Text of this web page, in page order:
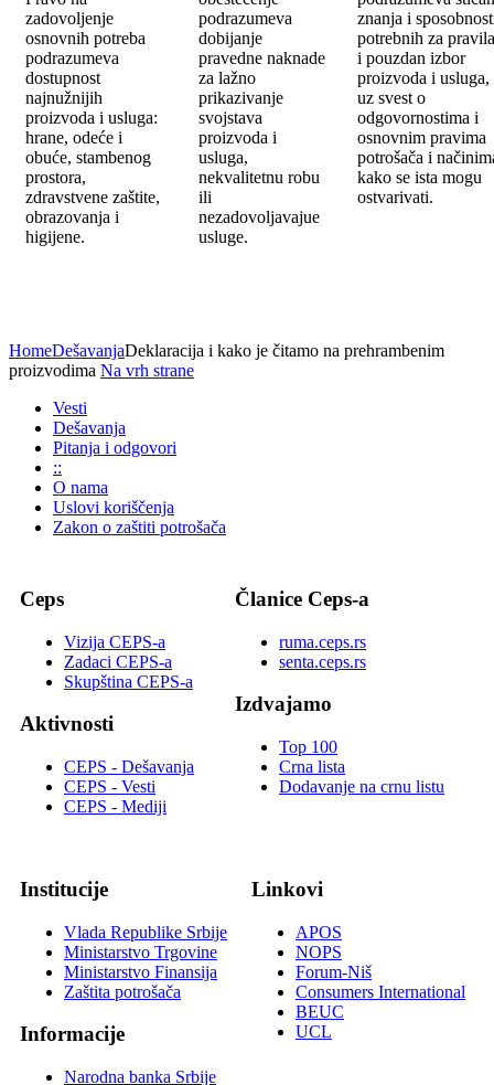
zadovoljenje
osnovnih potreba
podrazumeva
dostupnost
najnužnijih
proizvoda i usluga:
hrane, odeće i
obuće, stambenog
prostora,
zdravstvene zaštite,
obrazovanja i
higijene.
podrazumeva
dobijanje
pravedne naknade
za lažno
prikazivanje
svojstava
proizvoda i
usluga,
nekvalitetnu robu
ili
nezadovoljavajue
usluge.
znanja i
potrebnih za
i pouzdan izbor
proizvoda i usluga,
uz svest o
odgovornostima i
osnovnim pravima
potrošača i
kako se ista mogu
ostvarivati.
HomeDešavanjaDeklaracija i kako je čitamo na prehrambenim
proizvodima Na vrh strane
Vesti
Dešavanja
Pitanja i odgovori
::
O nama
Uslovi koriščenja
Zakon o zaštiti potrošača
Ceps
Vizija CEPS-a
Zadaci CEPS-a
Skupština CEPS-a
Aktivnosti
CEPS - Dešavanja
CEPS - Vesti
CEPS - Mediji
Članice Ceps-a
ruma.ceps.rs
senta.ceps.rs
Izdvajamo
Top 100
Crna lista
Dodavanje na crnu listu
Institucije
Vlada Republike Srbije
Ministarstvo Trgovine
Ministarstvo Finansija
Zaštita potrošača
Informacije
Narodna banka Srbije
Linkovi
APOS
NOPS
Forum-Niš
Consumers International
BEUC
UCL